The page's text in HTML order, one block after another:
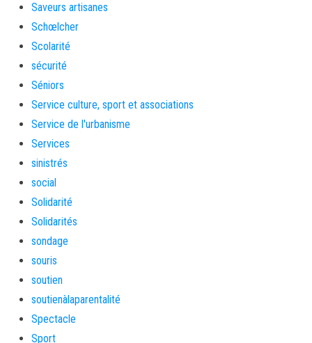
Saveurs artisanes
Schœlcher
Scolarité
sécurité
Séniors
Service culture, sport et associations
Service de l'urbanisme
Services
sinistrés
social
Solidarité
Solidarités
sondage
souris
soutien
soutienàlaparentalité
Spectacle
Sport